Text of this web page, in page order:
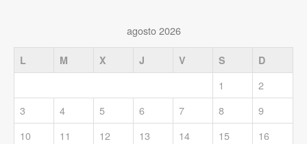
agosto 2026
L M X J V S D
1
2
3
4 5 6 7 8
9
10
11 12 13 14 15
16